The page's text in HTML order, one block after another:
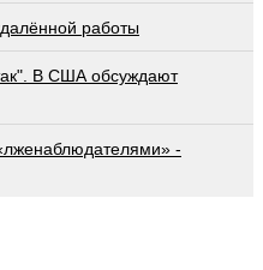
работы
В США обсуждают
-